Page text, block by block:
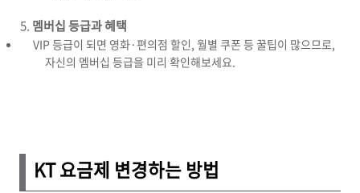
멤버십 등급과 혜택
VIP 등급이 되면 영화·편의점 할인, 월별 쿠폰 등 꿀팁이 많으므로,
자신의 멤버십 등급을 미리 확인해보세요.
KT 요금제 변경하는 방법